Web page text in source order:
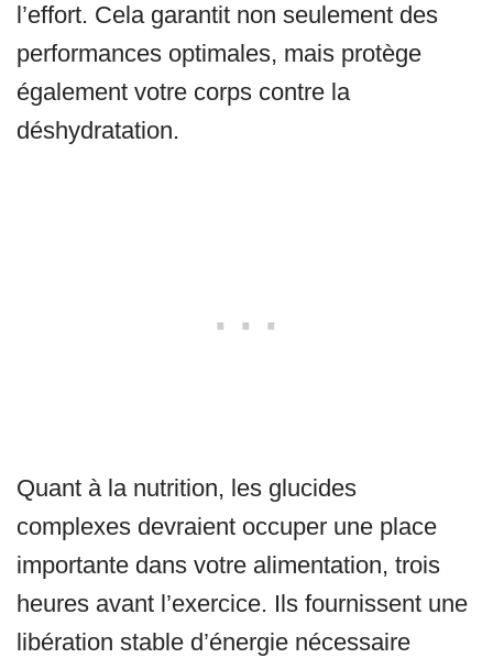
l’effort. Cela garantit non seulement des
performances optimales, mais protège
également votre corps contre la
déshydratation.
Quant à la nutrition, les glucides
complexes devraient occuper une place
importante dans votre alimentation, trois
heures avant l’exercice. Ils fournissent une
libération stable d’énergie nécessaire